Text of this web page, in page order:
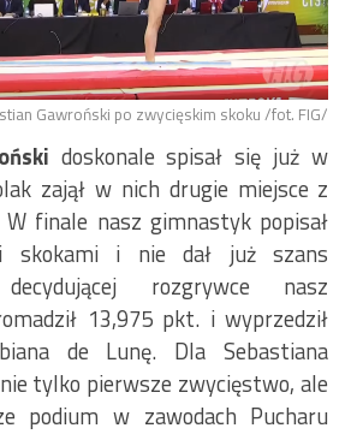
Gawroński po zwycięskim skoku /fot. FIG/
doskonale spisał się już w
zajął w nich drugie miejsce z
finale nasz gimnastyk popisał
skokami i nie dał już szans
rozgrywce nasz
13,975 pkt. i wyprzedził
de Lunę. Dla Sebastiana
tylko pierwsze zwycięstwo, ale
podium w zawodach Pucharu